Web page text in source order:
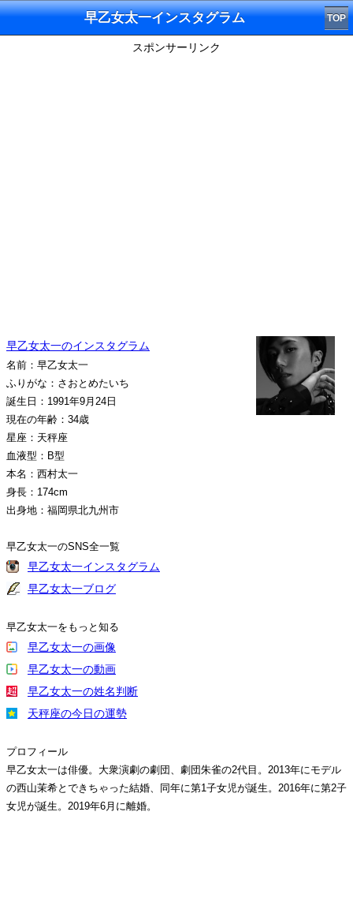
早乙女太一インスタグラム TOP
スポンサーリンク
早乙女太一のインスタグラム
名前：早乙女太一
ふりがな：さおとめたいち
誕生日：1991年9月24日
現在の年齢：34歳
星座：天秤座
血液型：B型
本名：西村太一
身長：174cm
出身地：福岡県北九州市
早乙女太一のSNS全一覧
早乙女太一インスタグラム
早乙女太一ブログ
早乙女太一をもっと知る
早乙女太一の画像
早乙女太一の動画
早乙女太一の姓名判断
天秤座の今日の運勢
プロフィール
早乙女太一は俳優。大衆演劇の劇団、劇団朱雀の2代目。2013年にモデル
の西山茉希とできちゃった結婚、同年に第1子女児が誕生。2016年に第2子
女児が誕生。2019年6月に離婚。